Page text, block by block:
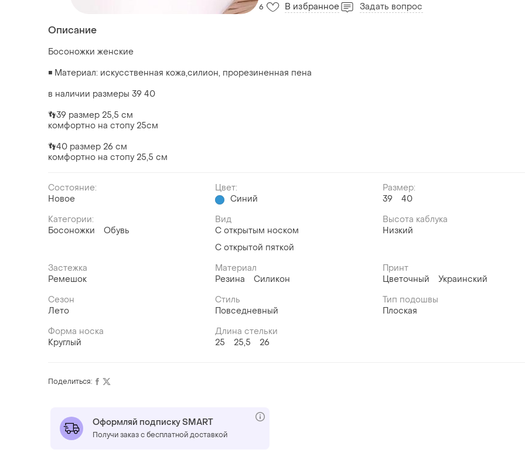
6 В избранное Задать вопрос
Описание
Босоножки женские
◾ Материал: искусственная кожа,силион, прорезиненная пена
в наличии размеры 39 40
👣39 размер 25,5 см
комфортно на стопу 25см
👣40 размер 26 см
комфортно на стопу 25,5 см
Состояние:
Новое
Цвет:
Синий
Размер:
39
40
Категории:
Босоножки
Обувь
Вид
С открытым носком
С открытой пяткой
Высота каблука
Низкий
Застежка
Ремешок
Материал
Резина
Силикон
Принт
Цветочный
Украинский
Сезон
Лето
Стиль
Повседневный
Тип подошвы
Плоская
Форма носка
Круглый
Длина стельки
25
25,5 26
Поделиться:
Оформляй подписку SMART
Получи заказ с бесплатной доставкой